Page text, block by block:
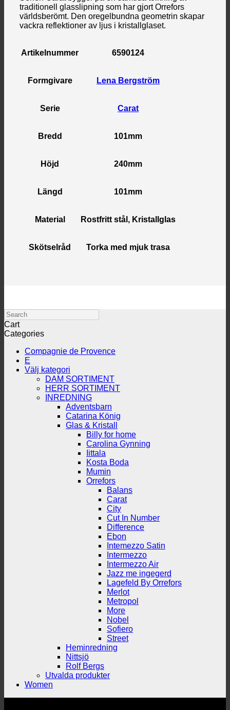
traditionell glasslipning som har gjort Orrefors
världsberömt. Den oregelbundna geometrin skapar
vackra reflektioner av ljus i kristallglaset.
Artikelnummer 6590124
Formgivare Lena Bergström
Serie Carat
Bredd 101mm
Höjd 240mm
Längd 101mm
Material Rostfritt stål, Kristallglas
Skötselråd Torka med mjuk trasa
Search
Cart
Categories
Compagnie de Provence
E
Välj kategori
DAM SORTIMENT
HERR SORTIMENT
INREDNING
Adventsbarn
Catarina König
Glas & Kristall
Billy for home
Carolina Gynning
Iittala
Kosta Boda
Mumin
Orrefors
Balans
Carat
City
Cut In Number
Difference
Ebon
Intemezzo Satin
Intermezzo
Intermezzo Air
Jazz me ingegerd
Lagefeld By Orrefors
Merlot
Metropol
More
Nobel
Sofiero
Street
Heminredning
Nittsjö
Rolf Bergs
Utvalda produkter
Women